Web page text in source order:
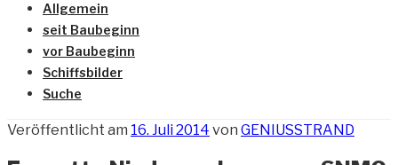
Allgemein
seit Baubeginn
vor Baubeginn
Schiffsbilder
Suche
Veröffentlicht am 16. Juli 2014 von GENIUSSTRAND